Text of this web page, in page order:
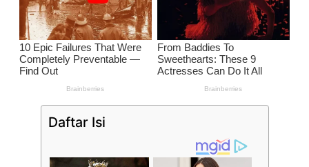
Daftar Isi